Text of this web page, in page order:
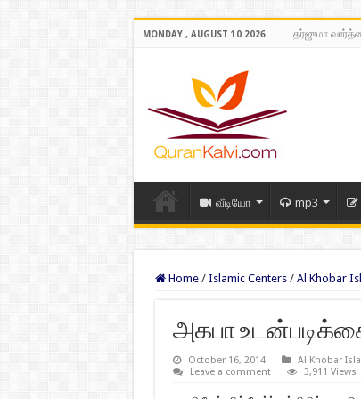
MONDAY , AUGUST 10 2026 தர்ஜுமா
வீடியோ mp3
Home / Islamic Centers / Al Khobar
அகபா
October 16, 2014 Al Khobar
Leave a comment
3,911 Views